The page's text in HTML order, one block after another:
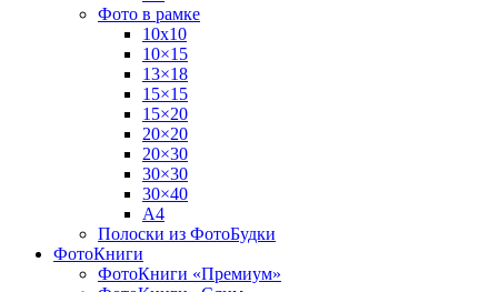
Фото в рамке
10х10
10×15
13×18
15×15
15×20
20×20
20×30
30×30
30×40
A4
Полоски из ФотоБудки
ФотоКниги
ФотоКниги «Премиум»